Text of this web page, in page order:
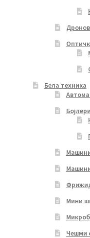
Бела техника
Бојлери
Мини
Чешми